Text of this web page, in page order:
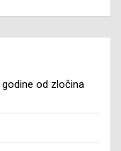
od zločina